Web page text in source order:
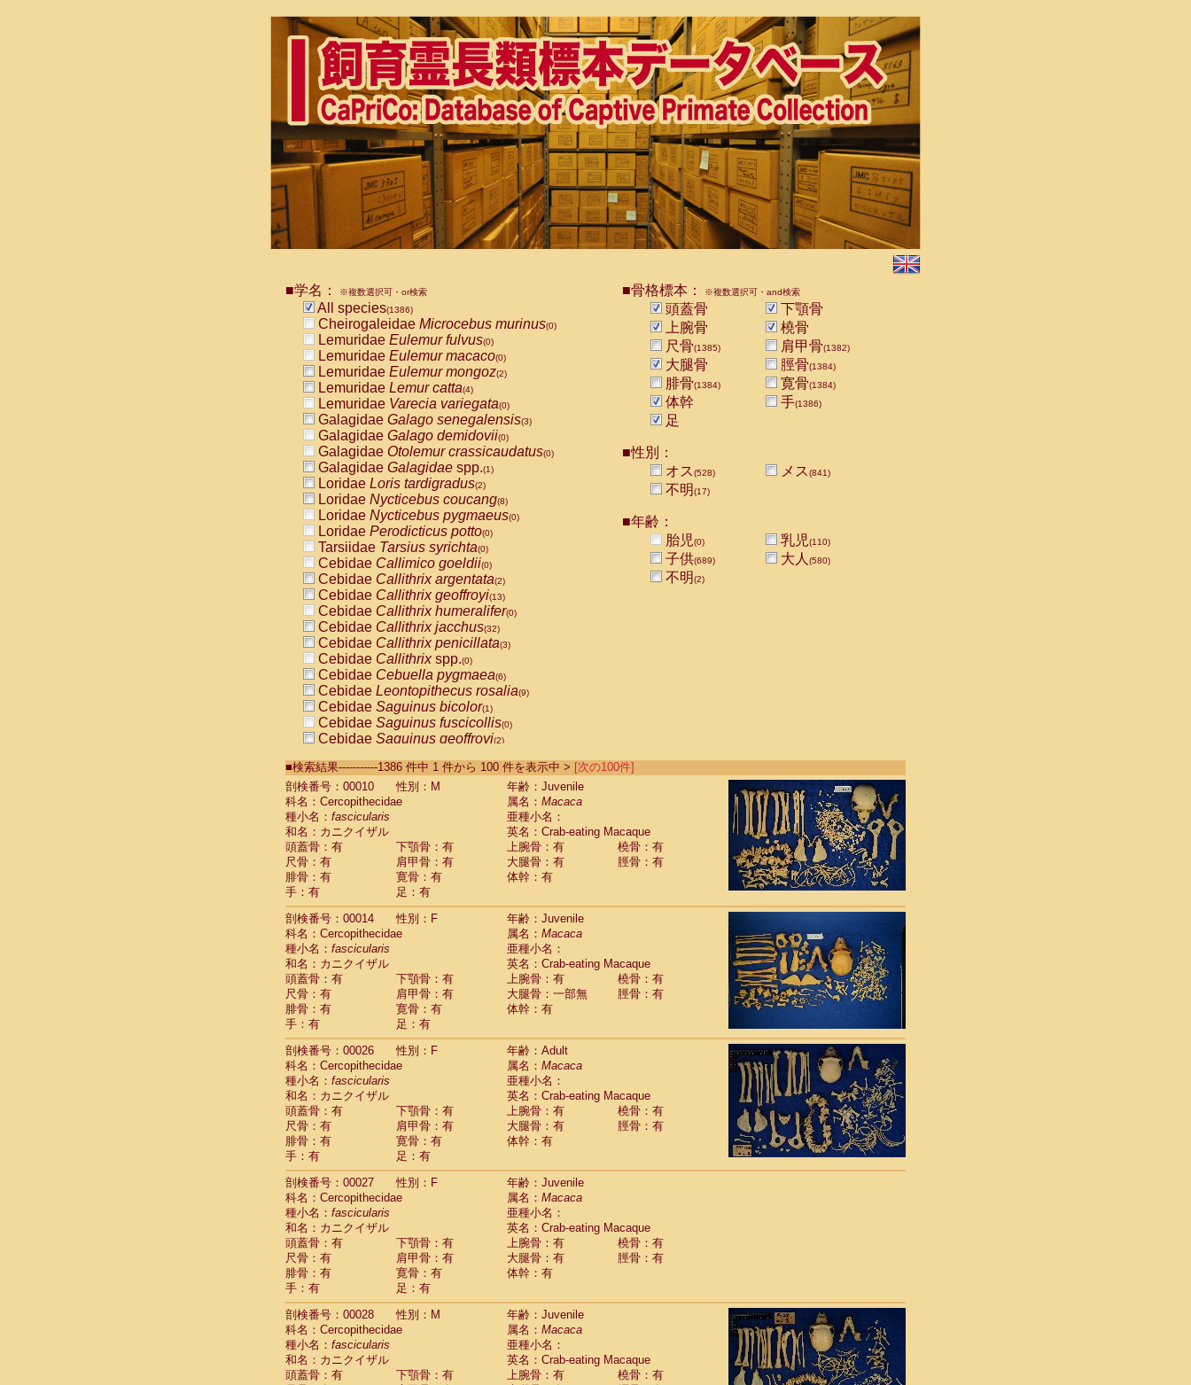
■学名： ※複数選択可・or検索
All species(1386)
Cheirogaleidae Microcebus murinus(0)
Lemuridae Eulemur fulvus(0)
Lemuridae Eulemur macaco(0)
Lemuridae Eulemur mongoz(2)
Lemuridae Lemur catta(4)
Lemuridae Varecia variegata(0)
Galagidae Galago senegalensis(3)
Galagidae Galago demidovii(0)
Galagidae Otolemur crassicaudatus(0)
Galagidae Galagidae spp.(1)
Loridae Loris tardigradus(2)
Loridae Nycticebus coucang(8)
Loridae Nycticebus pygmaeus(0)
Loridae Perodicticus potto(0)
Tarsiidae Tarsius syrichta(0)
Cebidae Callimico goeldii(0)
Cebidae Callithrix argentata(2)
Cebidae Callithrix geoffroyi(13)
Cebidae Callithrix humeralifer(0)
Cebidae Callithrix jacchus(32)
Cebidae Callithrix penicillata(3)
Cebidae Callithrixspp.(0)
Cebidae Cebuella pygmaea(6)
Cebidae Leontopithecus rosalia(9)
Cebidae Saguinus bicolor(1)
Cebidae Saguinus fuscicollis(0)
Cebidae Saguinus geoffroyi(2)
CebidaeSaguinus labiatus(0)
Cebidae Saguinus leucopus (6)
CebidaeSaguinus midas
CebidaeSaguinus mystax
CebidaeSaguinus nigricollis (35)
Cebidae Saguinus oedipus
Cebidae Saguinus weddelli
Cebidae Saguinusspp.
Cebidae Aotus trivirgatus
Cebidae Cebus albifrons
CebidaeCebus apella
CebidaeCebus capucinus
CebidaeCebus nigrivittatus
Cebidae Cebusspp.(0)
Cebidae Saimiri boliviensis
Cebidae Saimiri sciureus
Atelidae Alouatta caraya
AtelidaeAlouatta fusca
AtelidaeAlouatta seniculus
AtelidaeAlouatta
AtelidaeAteles belzebuth
Atelidae Ateles geoffroyi
Atelidae Ateles paniscus
Atelidae Atelesspp.
Atelidae Lagothrix lagothricha
AtelidaeLagothrix lagothricha cana(0)
Pitheciidae Cacajao calvus rubicundus(1)
PitheciidaeCallicebus cupreus(2)
Pitheciidae Callicebus donacophilus(0)
Pitheciidae Callicebus moloch(0)
Pitheciidae Callicebus torquatus(0)
Pitheciidae Callicebus
Pitheciidae Chiropotes satanas
Pitheciidae Pithecia monachus
Pitheciidae Pithecia pithecia (0)
Cercopithecidae Cercocebus agilis (0)
Cercopithecidae Cercocebus galeritus chrysogaster
Cercopithecidae Cercocebus torquatus atys(0)
CercopithecidaeCercocebus torquatus lunulatus(1)
■骨格標本： ※複数選択可・and検索
頭蓋骨
下顎骨
上腕骨
橈骨
尺骨(1385) 肩甲骨(1382)
大腿骨 脛骨(1384)
腓骨(1384) 寛骨(1384)
体幹 手(1386)
足
■性別：
オス(528) メス(841)
不明(17)
■年齢：
胎児(0) 乳児(110)
子供(689) 大人 (580)
不明(2)
■検索結果-----------1386 件中 1 件から 100 件を表示中 > [次の100件]
剖検番号：00010
性別：M
年齢：Juvenile
科名：Cercopithecidae
属名： Macaca
種小名： fascicularis
亜種小名：
和名：カニクイザル
英名：Crab-eating Macaque
頭蓋骨：有
下顎骨：有 上腕骨：有
橈骨：有
尺骨：有
肩甲骨：有 大腿骨：有
脛骨：有
腓骨：有
寛骨：有
体幹：有
手：有
足：有
剖検番号：00014
性別：F
年齢：Juvenile
科名：Cercopithecidae
属名： Macaca
種小名： fascicularis
亜種小名：
和名：カニクイザル
英名：Crab-eating Macaque
頭蓋骨：有
下顎骨：有 上腕骨：有
橈骨：有
尺骨：有
肩甲骨：有 大腿骨：一部無
脛骨：有
腓骨：有
寛骨：有
体幹：有
手：有
足：有
剖検番号：00026
性別：F
年齢：Adult
科名：Cercopithecidae
属名： Macaca
種小名： fascicularis
亜種小名：
和名：カニクイザル
英名：Crab-eating Macaque
頭蓋骨：有
下顎骨：有 上腕骨：有
橈骨：有
尺骨：有
肩甲骨：有 大腿骨：有
脛骨：有
腓骨：有
寛骨：有
体幹：有
手：有
足：有
剖検番号：00027
性別：F
年齢：Juvenile
科名：Cercopithecidae
属名： Macaca
種小名： fascicularis
亜種小名：
和名：カニクイザル
英名：Crab-eating Macaque
頭蓋骨：有
下顎骨：有 上腕骨：有
橈骨：有
尺骨：有
肩甲骨：有 大腿骨：有
脛骨：有
腓骨：有
寛骨：有
体幹：有
手：有
足：有
剖検番号：00028
性別：M
年齢：Juvenile
科名：Cercopithecidae
属名： Macaca
種小名： fascicularis
亜種小名：
和名：カニクイザル
英名：Crab-eating Macaque
頭蓋骨：有
下顎骨：有 上腕骨：有
橈骨：有